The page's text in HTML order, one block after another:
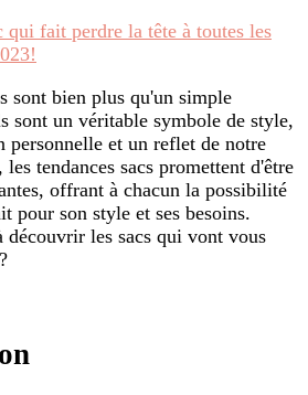
qui fait perdre la tête à toutes les
sont bien plus qu'un simple
sont un véritable symbole de style,
personnelle et un reflet de notre
tendances sacs promettent d'être
offrant à chacun la possibilité
pour son style et ses besoins.
découvrir les sacs qui vont vous